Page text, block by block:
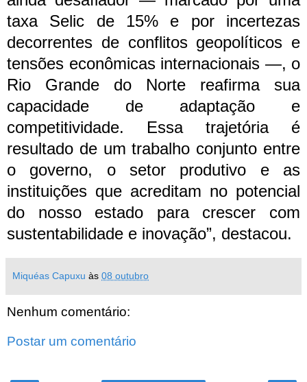
taxa Selic de 15% e por incertezas
decorrentes de conflitos geopolíticos e
tensões econômicas internacionais —, o
Rio Grande do Norte reafirma sua
capacidade de adaptação e
competitividade. Essa trajetória é
resultado de um trabalho conjunto entre
o governo, o setor produtivo e as
instituições que acreditam no potencial
do nosso estado para crescer com
sustentabilidade e inovação”, destacou.
Miquéas Capuxu às 08 outubro
Nenhum comentário:
Postar um comentário